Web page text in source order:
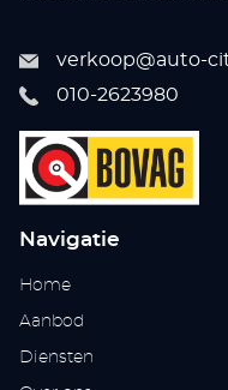
verkoop@auto-
010-2623980
Navigatie
Home
Aanbod
Diensten